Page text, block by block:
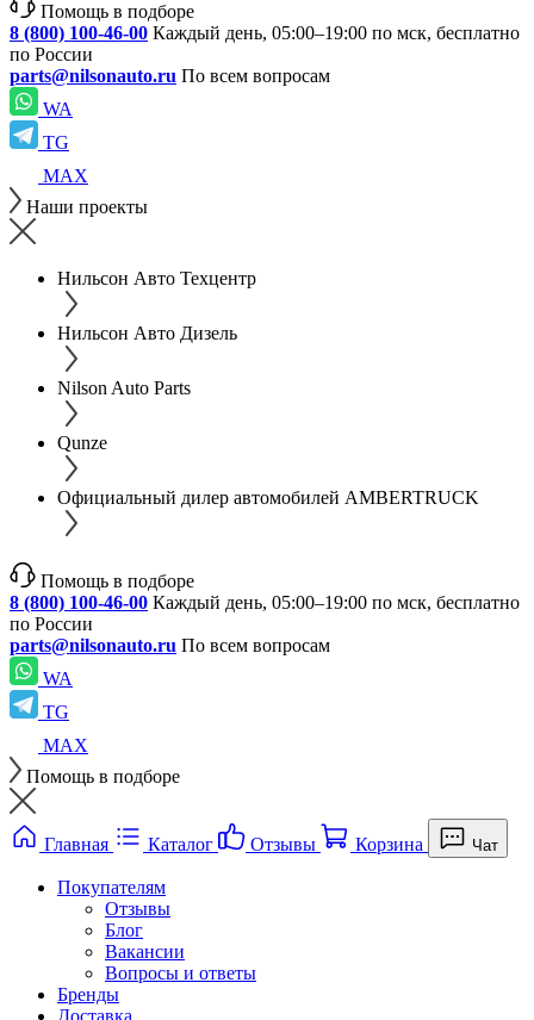
Помощь в подборе
8 (800) 100-46-00 Каждый день, 05:00–19:00 по мск, бесплатно
по России
parts@nilsonauto.ru По всем вопросам
WA
TG
MAX
Наши проекты
Нильсон Авто Техцентр
Нильсон Авто Дизель
Nilson Auto Parts
Qunze
Официальный дилер автомобилей AMBERTRUCK
Помощь в подборе
8 (800) 100-46-00 Каждый день, 05:00–19:00 по мск, бесплатно
по России
parts@nilsonauto.ru По всем вопросам
WA
TG
MAX
Помощь в подборе
Главная Каталог Отзывы Корзина Чат
Покупателям
Отзывы
Блог
Вакансии
Вопросы и ответы
Бренды
Доставка